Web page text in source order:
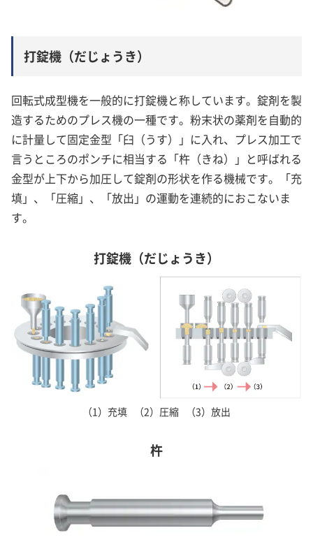
打錠機（だじょうき）
回転式成型機を一般的に打錠機と称しています。錠剤を製
造するためのプレス機の一種です。粉末状の薬剤を自動的
に計量して固定金型「臼（うす）」に入れ、プレス加工で
言うところのポンチに相当する「杵（きね）」と呼ばれる
金型が上下から加圧して錠剤の形状を作る機械です。「充
填」、「圧縮」、「放出」の運動を連続的におこないま
す。
打錠機（だじょうき）
（1）充填 （2）圧縮 （3）放出
杵